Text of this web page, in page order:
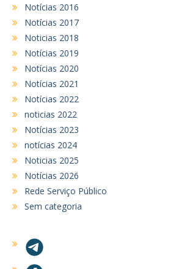
Notícias 2016
Notícias 2017
Noticias 2018
Notícias 2019
Notícias 2020
Notícias 2021
Notícias 2022
noticias 2022
Notícias 2023
notícias 2024
Noticias 2025
Notícias 2026
Rede Serviço Público
Sem categoria